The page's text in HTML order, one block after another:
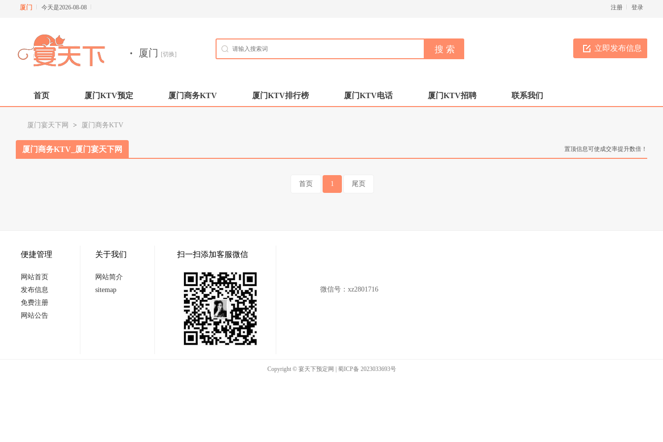
厦门 今天是2026-08-08 登录
注册
立即发布信息
· 厦门 [切换]
首页 厦门KTV预定 厦门商务KTV 厦门KTV排行榜 厦门KTV电话 厦门KTV招聘 联系我们
厦门宴天下网 > 厦门商务KTV
厦门商务KTV_厦门宴天下网 置顶信息可使成交率提升数倍！
首页 1 尾页
便捷管理
网站首页
发布信息
免费注册
网站公告
关于我们
网站简介
sitemap
扫一扫添加客服微信
微信号： xz2801716
Copyright © 宴天下预定网 | 蜀ICP备 2023033693号